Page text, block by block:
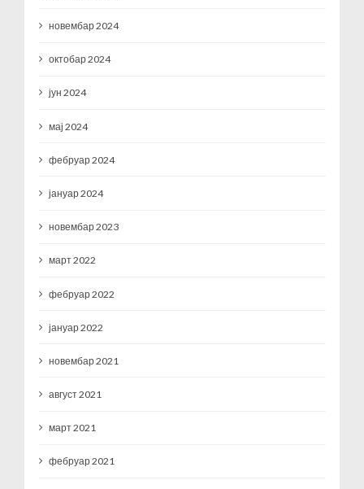
новембар 2024
октобар 2024
јун 2024
мај 2024
фебруар 2024
јануар 2024
новембар 2023
март 2022
фебруар 2022
јануар 2022
новембар 2021
август 2021
март 2021
фебруар 2021